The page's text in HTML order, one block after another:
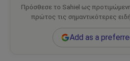
Πρόσθεσε το Sahiel ως
πρώτος τις σημαντικότερες
Add as a